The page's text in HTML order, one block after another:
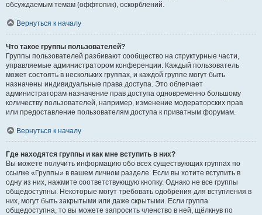
обсуждаемым темам (оффтопик), оскорблений.
Вернуться к началу
Что такое группы пользователей?
Группы пользователей разбивают сообщество на структурные части,
управляемые администратором конференции. Каждый пользователь
может состоять в нескольких группах, и каждой группе могут быть
назначены индивидуальные права доступа. Это облегчает
администраторам назначение прав доступа одновременно большому
количеству пользователей, например, изменение модераторских прав
или предоставление пользователям доступа к приватным форумам.
Вернуться к началу
Где находятся группы и как мне вступить в них?
Вы можете получить информацию обо всех существующих группах по
ссылке «Группы» в вашем личном разделе. Если вы хотите вступить в
одну из них, нажмите соответствующую кнопку. Однако не все группы
общедоступны. Некоторые могут требовать одобрения для вступления в
них, могут быть закрытыми или даже скрытыми. Если группа
общедоступна, то вы можете запросить членство в ней, щёлкнув по